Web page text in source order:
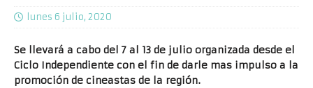
lunes 6 julio, 2020
Se llevará a cabo del 7 al 13 de julio organizada desde el
Ciclo Independiente con el fin de darle mas impulso a la
promoción de cineastas de la región.